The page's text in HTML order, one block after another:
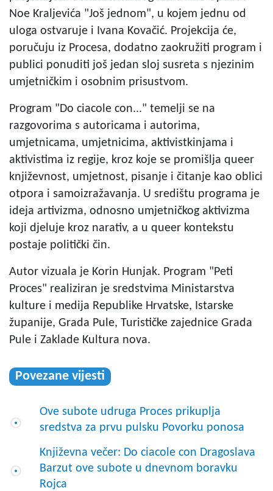
Noe Kraljevića "Još jednom", u kojem jednu od
uloga ostvaruje i Ivana Kovačić. Projekcija će,
poručuju iz Procesa, dodatno zaokružiti program i
publici ponuditi još jedan sloj susreta s njezinim
umjetničkim i osobnim prisustvom.
Program "Do ciacole con..." temelji se na
razgovorima s autoricama i autorima,
umjetnicama, umjetnicima, aktivistkinjama i
aktivistima iz regije, kroz koje se promišlja queer
književnost, umjetnost, pisanje i čitanje kao oblici
otpora i samoizražavanja. U središtu programa je
ideja artivizma, odnosno umjetničkog aktivizma
koji djeluje kroz narativ, a u queer kontekstu
postaje politički čin.
Autor vizuala je Korin Hunjak. Program "Peti
Proces" realiziran je sredstvima Ministarstva
kulture i medija Republike Hrvatske, Istarske
županije, Grada Pule, Turističke zajednice Grada
Pule i Zaklade Kultura nova.
Povezane vijesti
Ove subote udruga Proces prikuplja
sredstva za prvu pulsku Povorku ponosa
Književna večer: Do ciacole con Dragoslava
Barzut ove subote u dnevnom boravku
Rojca